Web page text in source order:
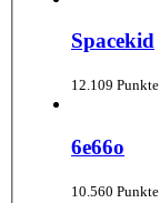
Spacekid
12.109 Punkte
6e66o
10.560 Punkte